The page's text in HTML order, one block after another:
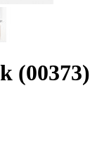
(00373)